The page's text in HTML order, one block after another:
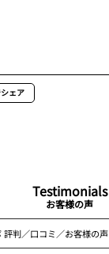
ェア
Testimonials
お客様の声
判／口コミ／お客様の声